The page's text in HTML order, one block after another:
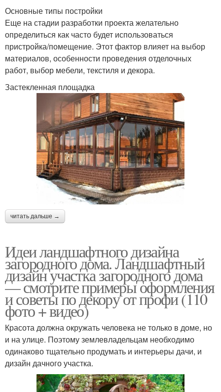
Основные типы постройки
Еще на стадии разработки проекта желательно
определиться как часто будет использоваться
пристройка/помещение. Этот фактор влияет на выбор
материалов, особенности проведения отделочных
работ, выбор мебели, текстиля и декора.
Застекленная площадка
читать дальше →
Идеи ландшафтного дизайна
загородного дома. Ландшафтный
дизайн участка загородного дома
— смотрите примеры оформления
и советы по декору от профи (110
фото + видео)
Красота должна окружать человека не только в доме, но
и на улице. Поэтому землевладельцам необходимо
одинаково тщательно продумать и интерьеры дачи, и
дизайн дачного участка.